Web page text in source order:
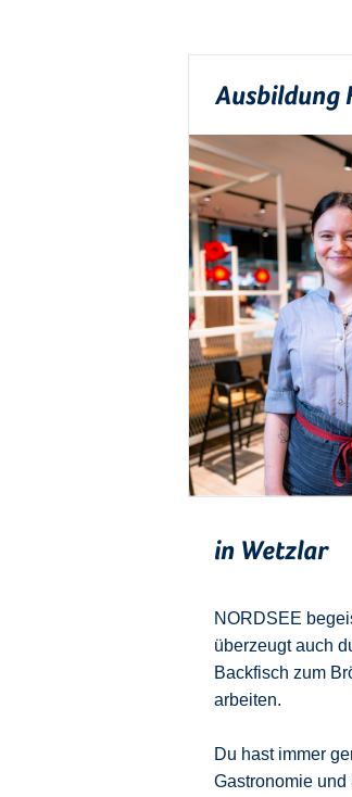
Ausbildung
in Wetzlar
NORDSEE
überzeugt auch
Backfisch zum
arbeiten.
Du hast immer
Gastronomie